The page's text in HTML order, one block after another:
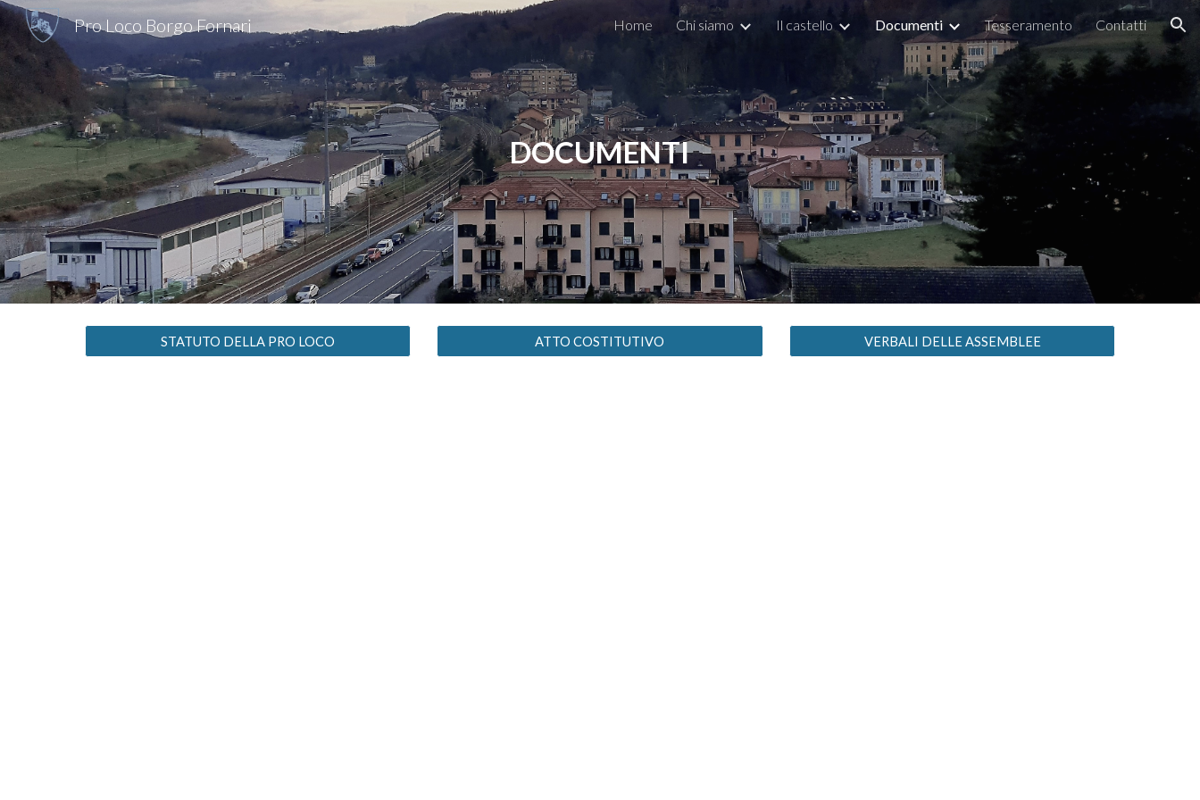
Skip to main content Skip to navigation
Pro Loco Borgo Fornari Home Chi siamo Il castello Documenti Tesseramento Contatti
DOCUMENTI
STATUTO DELLA PRO LOCO ATTO COSTITUTIVO VERBALI DELLE ASSEMBLEE